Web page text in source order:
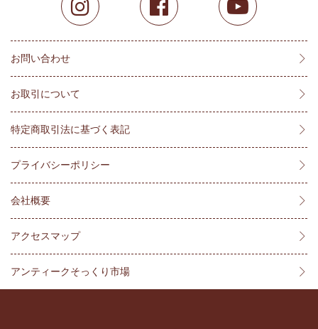
お問い合わせ
お取引について
特定商取引法に基づく表記
プライバシーポリシー
会社概要
アクセスマップ
アンティークそっくり市場